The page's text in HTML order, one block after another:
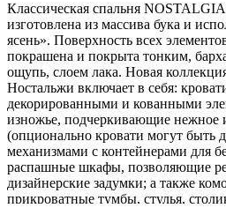
Классическая спальня
изготовлена из массива бука и
ясень». Поверхность всех
покрашена и покрыта тонким,
ощупь, слоем лака. Новая
Ностальжи включает в себя:
декорированными и кованными
изножье, подчеркивающие нежное
(опционально кровати могут
механизмами с контейнерами для
распашные шкафы, позволяющие
дизайнерские задумки; а также
прикроватные тумбы, стулья,